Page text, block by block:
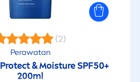
(2)
Perawatan
Protect& Moisture SPF50+
200ml